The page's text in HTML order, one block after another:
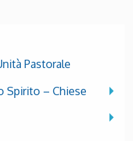
Pastorale
Spirito – Chiese